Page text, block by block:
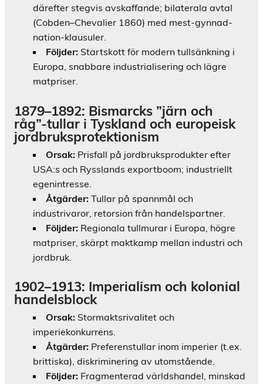
därefter stegvis avskaffande; bilaterala avtal
(Cobden–Chevalier 1860) med mest-gynnad-
nation-klausuler.
Följder: Startskott för modern tullsänkning i
Europa, snabbare industrialisering och lägre
matpriser.
1879–1892: Bismarcks ”järn och
råg”-tullar i Tyskland och europeisk
jordbruksprotektionism
Orsak: Prisfall på jordbruksprodukter efter
USA:s och Rysslands exportboom; industriellt
egenintresse.
Åtgärder: Tullar på spannmål och
industrivaror, retorsion från handelspartner.
Följder: Regionala tullmurar i Europa, högre
matpriser, skärpt maktkamp mellan industri och
jordbruk.
1902–1913: Imperialism och kolonial
handelsblock
Orsak: Stormaktsrivalitet och
imperiekonkurrens.
Åtgärder: Preferenstullar inom imperier (t.ex.
brittiska), diskriminering av utomstående.
Följder: Fragmenterad världshandel, minskad